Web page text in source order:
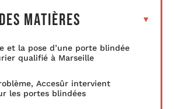
matières
et la pose d’une porte blindée
qualifié à Marseille
Accesûr intervient
les portes blindées